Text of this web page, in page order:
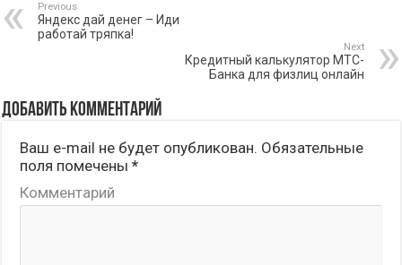
Previous
Яндекс дай денег – Иди
работай тряпка!
Next
Кредитный калькулятор МТС-
Банка для физлиц онлайн
Добавить комментарий
Ваш e-mail не будет опубликован. Обязательные
поля помечены*
Комментарий